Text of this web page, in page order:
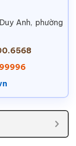
Anh, phường